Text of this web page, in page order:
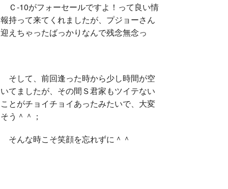
Ｃ-10がフォーセールですよ！って良い情
報持って来てくれましたが、プジョーさん
迎えちゃったばっかりなんで残念無念っ
そして、前回逢った時から少し時間が空
いてましたが、その間Ｓ君家もツイテない
ことがチョイチョイあったみたいで、大変
そう＾＾；
そんな時こそ笑顔を忘れずに＾＾